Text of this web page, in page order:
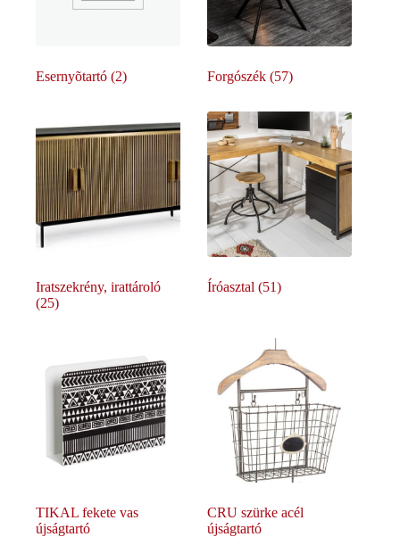
Esernyõtartó (2) Forgószék(57)
Iratszekrény, irattároló
(25)
Íróasztal(51)
TIKAL fekete vas
újságtartó
CRU szürke acél
újságtartó